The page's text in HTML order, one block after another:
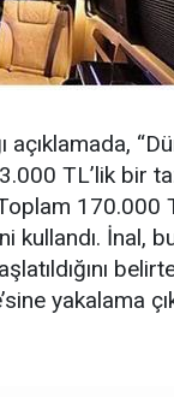
açıklamada,
TL’lik bir
170.000
kullandı. İnal,
yakalama